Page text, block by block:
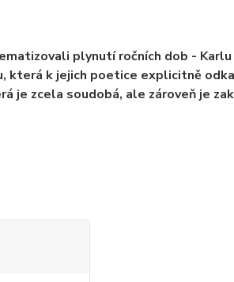
plynutí ročních dob - Karlu
která k jejich poetice explicitně
je zcela soudobá, ale zároveň je